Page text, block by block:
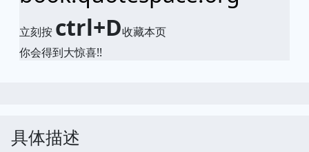
立刻按 ctrl+D收藏本页
你会得到大惊喜!!
具体描述